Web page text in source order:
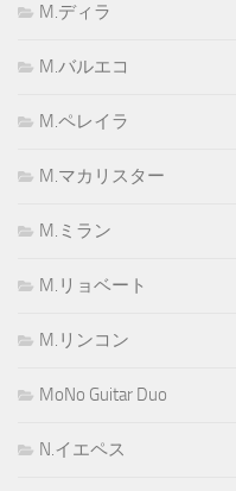
M.ディラ
M.バルエコ
M.ペレイラ
M.マカリスター
M.ミラン
M.リョベート
M.リンコン
MoNo Guitar Duo
N.イエペス